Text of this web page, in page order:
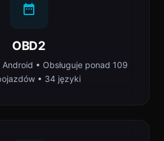
OBD2
• Obsługuje ponad 109
• 34 języki